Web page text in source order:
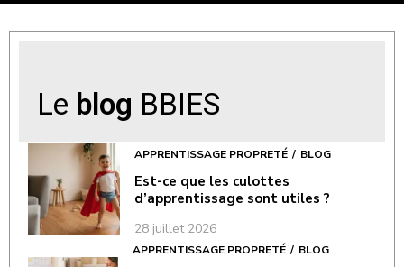
Le blog BBIES
APPRENTISSAGE PROPRETÉ BLOG
Est-ce que les culottes
d’apprentissage sont utiles ?
28 juillet 2026
APPRENTISSAGE PROPRETÉ BLOG